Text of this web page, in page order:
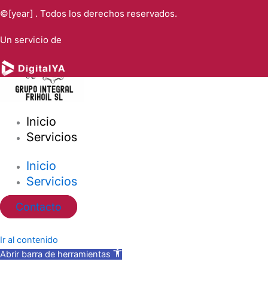
©[year] . Todos los derechos reservados.
Un servicio de
Inicio
Servicios
Inicio
Servicios
Contacto
Ir al contenido
Abrir barra de herramientas